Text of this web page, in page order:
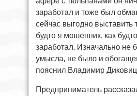
заработал и тоже был
сейчас выгодно выставить
будто я мошенник, как
заработал. Изначально не
умысла, не было и
пояснил Владимир
Предприниматель